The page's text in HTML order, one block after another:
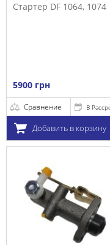
Стартер DF 1064, 1074
5900 грн
Сравнение В
Добавить в корзину